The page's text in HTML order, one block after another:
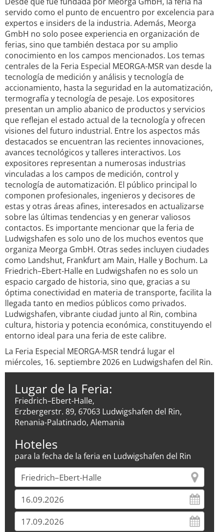
servido como el punto de encuentro por excelencia para
expertos e insiders de la industria. Además, Meorga
GmbH no solo posee experiencia en organización de
ferias, sino que también destaca por su amplio
conocimiento en los campos mencionados. Los temas
centrales de la Feria Especial MEORGA-MSR van desde la
tecnología de medición y análisis y tecnología de
accionamiento, hasta la seguridad en la automatización,
termografía y tecnología de pesaje. Los expositores
presentan un amplio abanico de productos y servicios
que reflejan el estado actual de la tecnología y ofrecen
visiones del futuro industrial. Entre los aspectos más
destacados se encuentran las recientes innovaciones,
avances tecnológicos y talleres interactivos. Los
expositores representan a numerosas industrias
vinculadas a los campos de medición, control y
tecnología de automatización. El público principal lo
componen profesionales, ingenieros y decisores de
estas y otras áreas afines, interesados en actualizarse
sobre las últimas tendencias y en generar valiosos
contactos. Es importante mencionar que la feria de
Ludwigshafen es solo uno de los muchos eventos que
organiza Meorga GmbH. Otras sedes incluyen ciudades
como Landshut, Frankfurt am Main, Halle y Bochum. La
Friedrich–Ebert-Halle en Ludwigshafen no es solo un
espacio cargado de historia, sino que, gracias a su
óptima conectividad en materia de transporte, facilita la
llegada tanto en medios públicos como privados.
Ludwigshafen, vibrante ciudad junto al Rin, combina
cultura, historia y potencia económica, constituyendo el
entorno ideal para una feria de este calibre.
La Feria Especial MEORGA-MSR tendrá lugar el
miércoles, 16. septiembre 2026 en Ludwigshafen del Rin.
Lugar de la Feria:
Friedrich–Ebert-Halle,
Erzbergerstr. 89, 67063 Ludwigshafen del Rin,
Renania-Palatinado, Alemania
Hoteles
para la fecha de la feria en Ludwigshafen del Rin